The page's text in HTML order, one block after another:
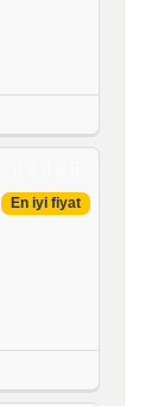
En iyi fiyat